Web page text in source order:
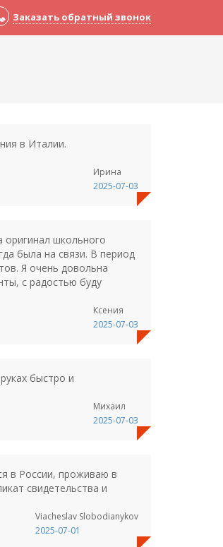
Заказать обратный звонок
в Италии.
Ирина
2025-07-03
школьного
была на связи. В период
Я очень довольна
с радостью буду
Ксения
2025-07-03
быстро и
Михаил
2025-07-03
в России, проживаю в
свидетельства и
Viacheslav Slobodianykov
2025-07-01